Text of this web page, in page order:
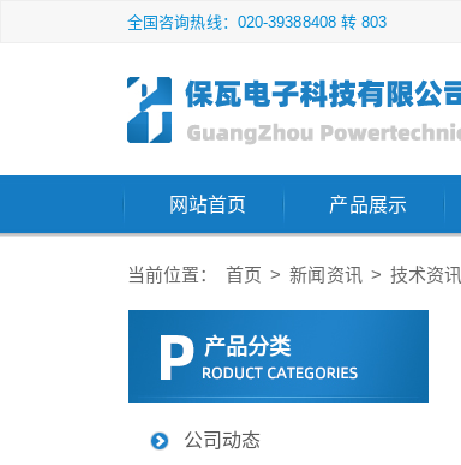
全国咨询热线：020-39388408 转 803
网站首页 产品展示
当前位置： 首页 > 新闻资讯 > 技术资讯
产品分类
公司动态